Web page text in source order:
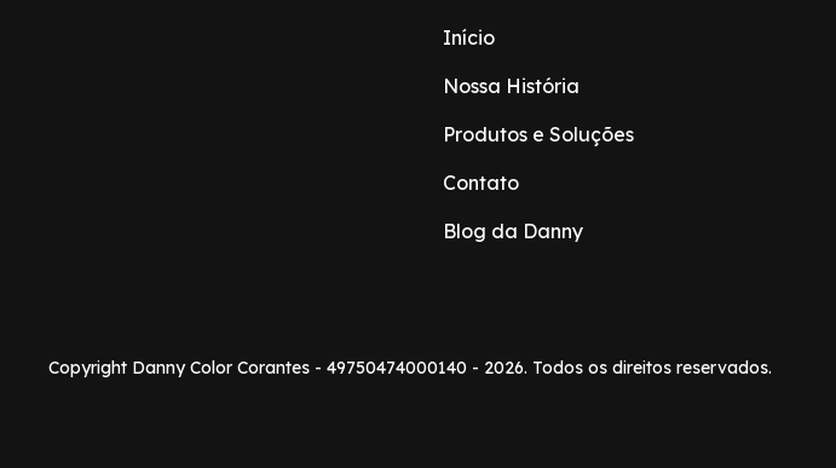
Início
Nossa História
Produtos e Soluções
Contato
Blog da Danny
Copyright Danny Color Corantes - 49750474000140 - 2026. Todos os direitos reservados.